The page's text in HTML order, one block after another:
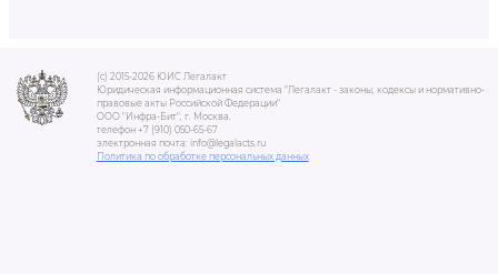
(c) 2015-2026 ЮИС Легалакт
Юридическая информационная система "Легалакт - законы, кодексы и нормативно-
правовые акты Российской Федерации"
ООО "Инфра-Бит", г. Москва.
телефон +7 (910) 050-65-67
электронная почта: info@legalacts.ru
Политика по обработке персональных данных